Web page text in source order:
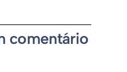
comentário